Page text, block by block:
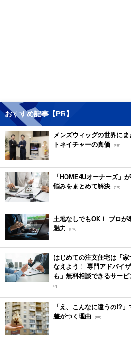
おすすめ記事【PR】
メンズウィッグの世界に
トネイチャーの真価 [PR]
「HOME4Uオーナーズ」
悩みをまとめて解決 [PR]
土地なしでもOK！ プロが
魅力
[PR]
はじめての注文住宅は「
なえよう！ 専門アドバイ
も」無料相談できるサー
R]
「え、こんなに違うの!?
差がつく理由 [PR]